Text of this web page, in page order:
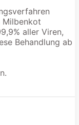
Milbenkot
aller Viren,
Behandlung ab